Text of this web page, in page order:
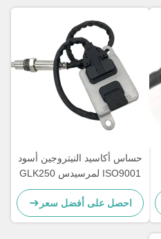
حساس أكاسيد النيتروجين أسود
ISO9001 لمرسيدس GLK250
E250 OEM 5WK96682A
A0009057000
احصل على أفضل سعر